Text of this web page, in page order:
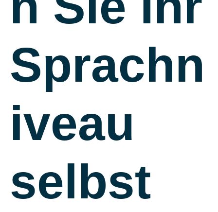
Sprachn
iveau
selbst